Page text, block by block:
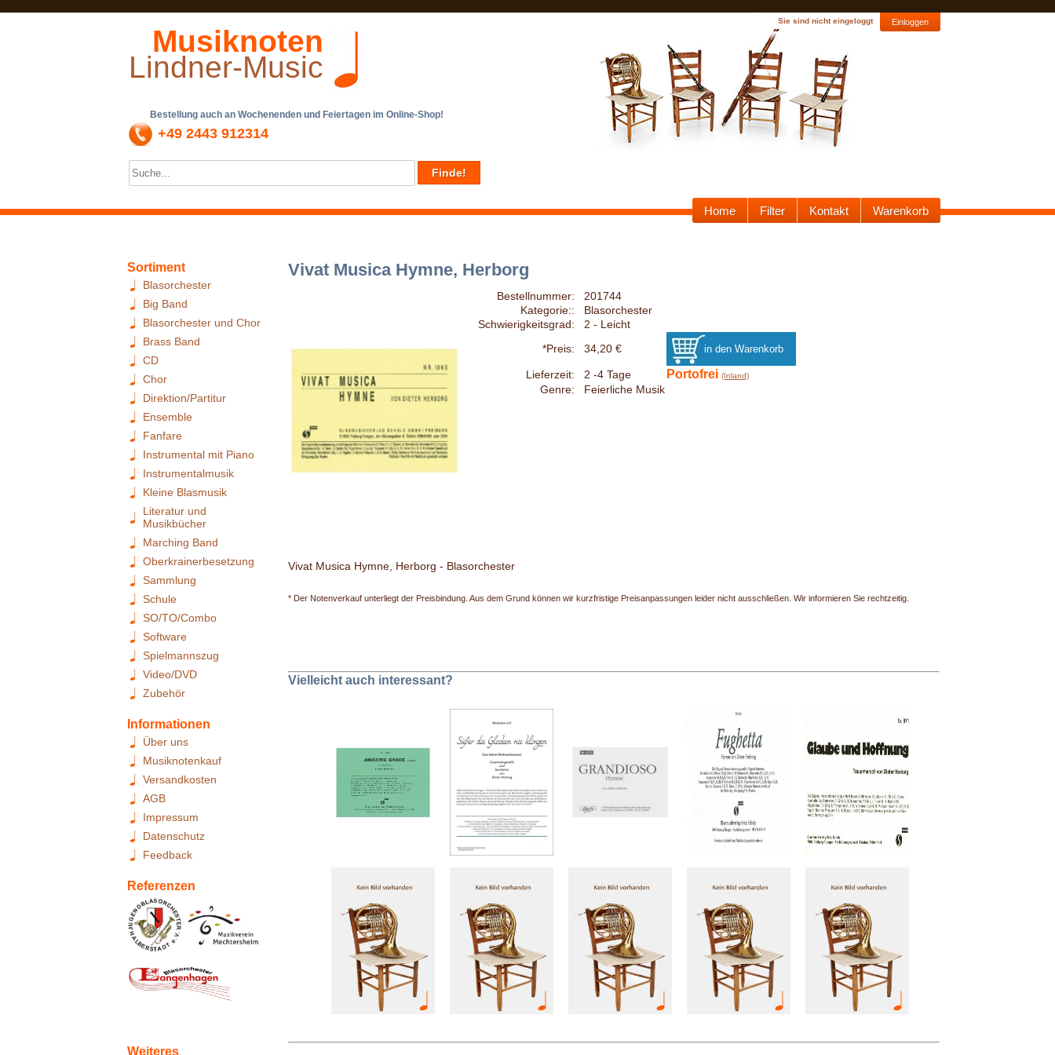
Sie sind nicht eingeloggt Einloggen
Musiknoten
Lindner-Music
Bestellung auch an Wochenenden und Feiertagen im Online-Shop!
+49 2443 912314
Home Filter Kontakt Warenkorb
Sortiment
Blasorchester
Big Band
Blasorchester und Chor
Brass Band
CD
Chor
Direktion/Partitur
Ensemble
Fanfare
Instrumental mit Piano
Instrumentalmusik
Kleine Blasmusik
Literatur und
Musikbücher
Marching Band
Oberkrainerbesetzung
Sammlung
Schule
SO/TO/Combo
Software
Spielmannszug
Video/DVD
Zubehör
Informationen
Über uns
Musiknotenkauf
Versandkosten
AGB
Impressum
Datenschutz
Feedback
Referenzen
Weiteres
Vivat Musica Hymne, Herborg
Bestellnummer:
201744
Kategorie::
Blasorchester
Schwierigkeitsgrad:
2 - Leicht
*Preis:
34,20 €
Lieferzeit: 2 -4 Tage Portofrei (Inland)
Genre: Feierliche Musik
Vivat Musica Hymne, Herborg - Blasorchester
* Der Notenverkauf unterliegt der Preisbindung. Aus dem Grund können wir kurzfristige Preisanpassungen leider nicht ausschließen. Wir informieren Sie rechtzeitig.
Vielleicht auch interessant?